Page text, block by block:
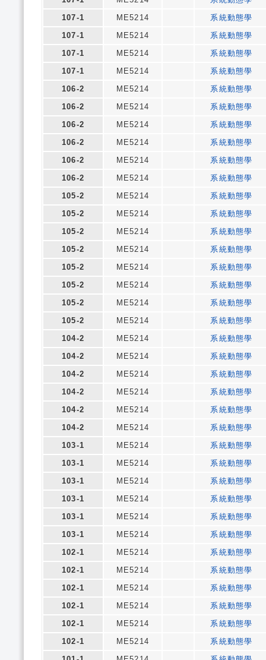
107-1
ME5214
系統動態學
107-1
ME5214
系統動態學
107-1
ME5214
系統動態學
107-1
ME5214
系統動態學
106-2
ME5214
系統動態學
106-2
ME5214
系統動態學
106-2
ME5214
系統動態學
106-2
ME5214
系統動態學
106-2
ME5214
系統動態學
106-2
ME5214
系統動態學
105-2
ME5214
系統動態學
105-2
ME5214
系統動態學
105-2
ME5214
系統動態學
105-2
ME5214
系統動態學
105-2
ME5214
系統動態學
105-2
ME5214
系統動態學
105-2
ME5214
系統動態學
105-2
ME5214
系統動態學
104-2
ME5214
系統動態學
104-2
ME5214
系統動態學
104-2
ME5214
系統動態學
104-2
ME5214
系統動態學
104-2
ME5214
系統動態學
104-2
ME5214
系統動態學
103-1
ME5214
系統動態學
103-1
ME5214
系統動態學
103-1
ME5214
系統動態學
103-1
ME5214
系統動態學
103-1
ME5214
系統動態學
103-1
ME5214
系統動態學
102-1
ME5214
系統動態學
102-1
ME5214
系統動態學
102-1
ME5214
系統動態學
102-1
ME5214
系統動態學
102-1
ME5214
系統動態學
102-1
ME5214
系統動態學